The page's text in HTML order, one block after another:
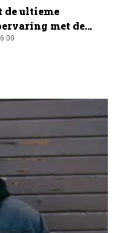
de ultieme
met de
2